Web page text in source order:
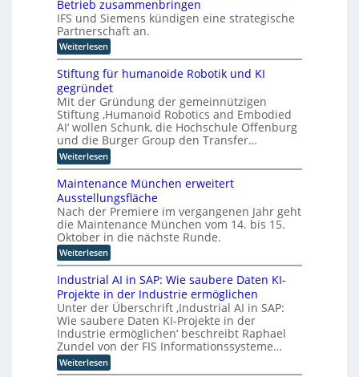
i
c
h
e
r
I
n
t
e
l
l
i
g
e
n
z
z
u
o
p
t
i
m
i
e
r
A
C
H
-
I
n
d
u
s
t
r
e
z
u
a
t
t
k
l
a
s
s
i
s
c
h
e
Z
e
r
t
i
f
z
i
e
r
u
n
g
s
v
e
r
f
a
t
f
o
r
m
I
n
d
u
s
t
r
i
e
4
.
0
r
i
c
h
t
e
t
F
o
k
u
s
a
u
f
i
n
Betrieb zusammenbringen
IFS und Siemens kündigen eine strategische
Partnerschaft an.
Weiterlesen:
M
i
t
i
n
d
u
s
t
r
i
e
l
l
e
r
K
I
E
n
t
w
i
k
l
u
n
g
Stiftung für humanoide Robotik und KI
gegründet
Mit der Gründung der gemeinnützigen
Stiftung ‚Humanoid Robotics and Embodied
AI‘ wollen Schunk, die Hochschule Offenburg
und die Burger Group den Transfer…
Weiterlesen:
S
i
f
t
u
n
g
f
ü
r
h
u
m
a
n
o
i
d
Maintenance München erweitert
Ausstellungsfläche
Nach der Premiere im vergangenen Jahr geht
die Maintenance München vom 14. bis 15.
Oktober in die nächste Runde.
Weiterlesen:
M
a
i
n
t
e
n
a
n
c
Industrial AI in SAP: Wie saubere Daten KI-
Projekte in der Industrie ermöglichen
Unter der Überschrift ‚Industrial AI in SAP:
Wie saubere Daten KI-Projekte in der
Industrie ermöglichen‘ beschreibt Raphael
Zundel von der FIS Informationssysteme…
Weiterlesen:
I